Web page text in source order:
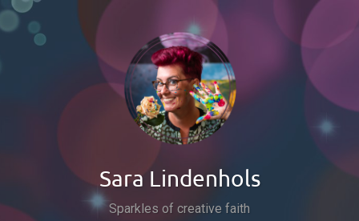
Naar
inhoud
Zoeken
Sara Lindenhols
Sparkles of creative faith